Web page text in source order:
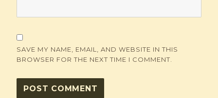
SAVE MY NAME, EMAIL, AND WEBSITE IN THIS
BROWSER FOR THE NEXT TIME I COMMENT.